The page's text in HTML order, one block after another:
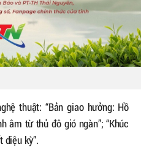
thuật: “Bản giao hưởng: Hồ
âm từ thủ đô gió ngàn”; “Khúc
diệu kỳ”.